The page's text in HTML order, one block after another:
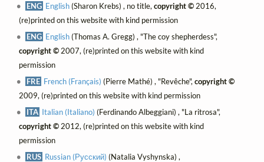
ENG English(Sharon Krebs) , no title,copyright © 2016,
(re)printed on this website with kind permission
ENG English(Thomas A. Gregg) , "The coy shepherdess",
copyright ©2007, (re)printed on this website with kind
permission
FRE French (Français) (Pierre Mathé) , "Revêche",copyright ©
2009, (re)printed on this website with kind permission
ITA Italian (Italiano) (Ferdinando Albeggiani) , "La ritrosa",
copyright ©2012, (re)printed on this website with kind
permission
RUS Russian (Русский) (Natalia Vyshynska) ,